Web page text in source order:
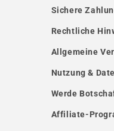
Sichere
Rechtliche
Allgemeine
Nutzung &
Werde
Affiliate-